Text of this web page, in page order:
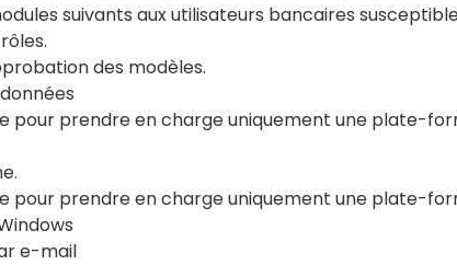
suivants aux utilisateurs bancaires
des modèles.
pour prendre en charge uniquement une plate-
pour prendre en charge uniquement une plate-
e-mail